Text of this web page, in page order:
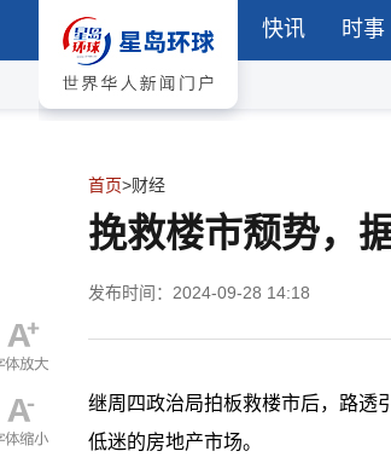
快讯 时事
首页>财经
挽救楼市颓势，
发布时间：2024-09-28 14:18
继周四政治局拍板救楼市后，路透
低迷的房地产市场。